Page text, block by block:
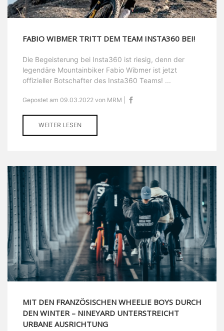
FABIO WIBMER TRITT DEM TEAM INSTA360 BEI!
Die Begeisterung bei Insta360 ist riesig, denn der
legendäre Mountainbiker Fabio Wibmer ist jetzt
offizieller Botschafter des Insta360 Teams! ...
Gepostet am 09.03.2022 von MRM |
WEITER LESEN
MIT DEN FRANZÖSISCHEN WHEELIE BOYS DURCH
DEN WINTER – NINEYARD UNTERSTREICHT
URBANE AUSRICHTUNG